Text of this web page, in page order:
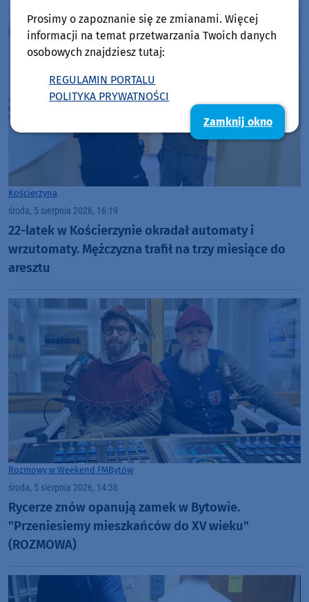
Kościerzyna
środa, 5 sierpnia 2026, 16:19
22-latek w Kościerzynie okradał automaty i
wrzutomaty. Mężczyzna trafił na trzy miesiące do
aresztu
Rozmowy w Weekend FMBytów
środa, 5 sierpnia 2026, 14:38
Rycerze znów opanują zamek w Bytowie.
"Przeniesiemy mieszkańców do XV wieku"
(ROZMOWA)
Prosimy o zapoznanie się ze zmianami. Więcej
informacji na temat przetwarzania Twoich danych
osobowych znajdziesz tutaj:
REGULAMIN PORTALU
POLITYKA PRYWATNOŚCI
Zamknij okno